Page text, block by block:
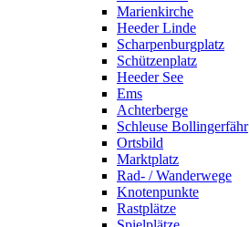
Marienkirche
Heeder Linde
Scharpenburgplatz
Schützenplatz
Heeder See
Ems
Achterberge
Schleuse Bollingerfähr
Ortsbild
Marktplatz
Rad- / Wanderwege
Knotenpunkte
Rastplätze